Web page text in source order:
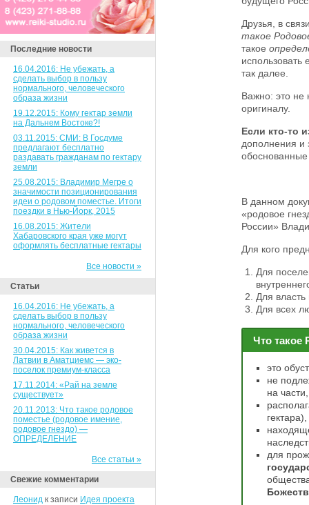
Последние новости
16.04.2016: Не убежать, а
сделать выбор в пользу
нормального, человеческого
образа жизни
19.12.2015: Кому гектар земли
на Дальнем Востоке?!
03.11.2015: СМИ: В Госдуме
предлагают бесплатно
раздавать гражданам по гектару
земли
25.08.2015: Владимир Мегре о
значимости позиционирования
идеи о родовом поместье. Итоги
поездки в Нью-Йорк, 2015
16.08.2015: Жители
Хабаровского края уже могут
оформлять бесплатные гектары
Все новости »
Статьи
16.04.2016: Не убежать, а
сделать выбор в пользу
нормального, человеческого
образа жизни
30.04.2015: Как живется в
Латвии в Аматциемс — эко-
поселок премиум-класса
17.11.2014: «Рай на земле
существует»
20.11.2013: Что такое родовое
поместье (родовое имение,
родовое гнездо) —
ОПРЕДЕЛЕНИЕ
Все статьи »
Свежие комментарии
Леонид к записи Идея проекта
Друзья, в
такое
такое
использовать
так далее.
Важно: это не
оригиналу.
Если кто-то
дополнения
В данном
«родовое
России»
Для кого
Для
Для власть
Для всех
Что такое
это
не
на части,
гектара),
для